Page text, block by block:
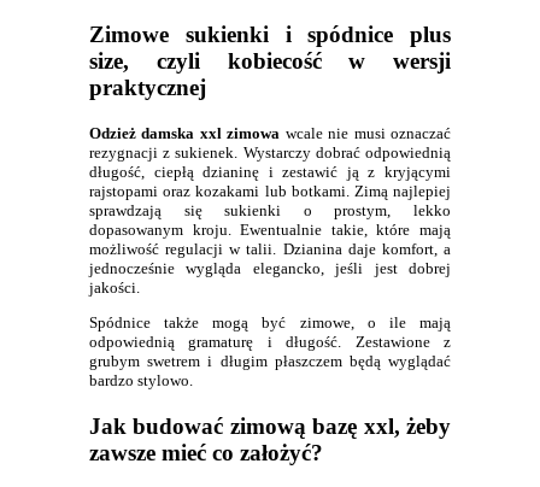
Zimowe sukienki i spódnice plus
size, czyli kobiecość w wersji
praktycznej
Odzież damska xxl zimowa wcale nie musi oznaczać
rezygnacji z sukienek. Wystarczy dobrać odpowiednią
długość, ciepłą dzianinę i zestawić ją z kryjącymi
rajstopami oraz kozakami lub botkami. Zimą najlepiej
sprawdzają się sukienki o prostym, lekko
dopasowanym kroju. Ewentualnie takie, które mają
możliwość regulacji w talii. Dzianina daje komfort, a
jednocześnie wygląda elegancko, jeśli jest dobrej
jakości.
Spódnice także mogą być zimowe, o ile mają
odpowiednią gramaturę i długość. Zestawione z
grubym swetrem i długim płaszczem będą wyglądać
bardzo stylowo.
Jak budować zimową bazę xxl, żeby
zawsze mieć co założyć?